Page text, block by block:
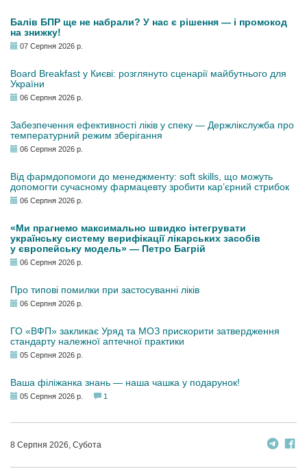
Балів БПР ще не набрали? У нас є рішення — і промокод
на знижку!
07 Серпня 2026 р.
Board Breakfast у Києві: розглянуто сценарії майбутнього для
України
06 Серпня 2026 р.
Забезпечення ефективності ліків у спеку — Держлікслужба про
температурний режим зберігання
06 Серпня 2026 р.
Від фармдопомоги до менеджменту: soft skills, що можуть
допомогти сучасному фармацевту зробити кар’єрний стрибок
06 Серпня 2026 р.
«Ми прагнемо максимально швидко інтегрувати
українську систему верифікації лікарських засобів
у європейську модель» — Петро Багрій
06 Серпня 2026 р.
Про типові помилки при застосуванні ліків
06 Серпня 2026 р.
ГО «ВФП» закликає Уряд та МОЗ прискорити затвердження
стандарту належної аптечної практики
05 Серпня 2026 р.
Ваша філіжанка знань — наша чашка у подарунок!
05 Серпня 2026 р. 1
8 Серпня 2026, Субота